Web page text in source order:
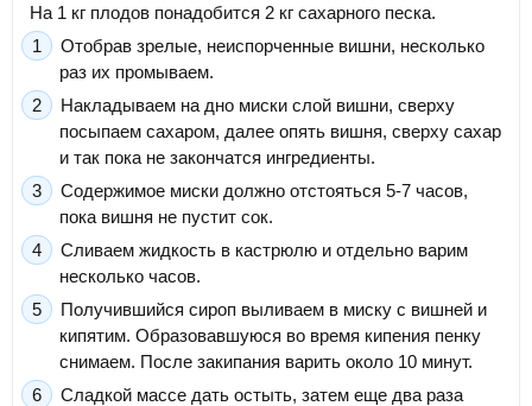
На 1 кг плодов понадобится 2 кг сахарного песка.
Отобрав зрелые, неиспорченные вишни, несколько
раз их промываем.
Накладываем на дно миски слой вишни, сверху
посыпаем сахаром, далее опять вишня, сверху сахар
и так пока не закончатся ингредиенты.
Содержимое миски должно отстояться 5-7 часов,
пока вишня не пустит сок.
Сливаем жидкость в кастрюлю и отдельно варим
несколько часов.
Получившийся сироп выливаем в миску с вишней и
кипятим. Образовавшуюся во время кипения пенку
снимаем. После закипания варить около 10 минут.
Сладкой массе дать остыть, затем еще два раза